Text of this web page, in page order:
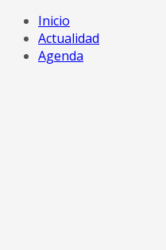
Inicio
Actualidad
Agenda